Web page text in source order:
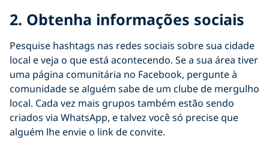
2. Obtenha informações sociais
Pesquise hashtags nas redes sociais sobre sua cidade
local e veja o que está acontecendo. Se a sua área tiver
uma página comunitária no Facebook, pergunte à
comunidade se alguém sabe de um clube de mergulho
local. Cada vez mais grupos também estão sendo
criados via WhatsApp, e talvez você só precise que
alguém lhe envie o link de convite.